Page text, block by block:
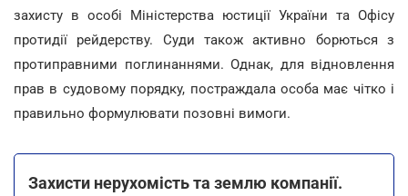
захисту в особі Міністерства юстиції України та Офісу
протидії рейдерству. Суди також активно борються з
протиправними поглинаннями. Однак, для відновлення
прав в судовому порядку, постраждала особа має чітко і
правильно формулювати позовні вимоги.
Захисти нерухомість та землю компанії.